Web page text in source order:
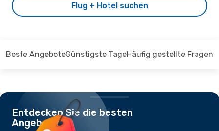
Flug + Hotel suchen
Beste AngeboteGünstigste TageHäufig gestellte Fragen
Entdecken Sie die besten
Angebote